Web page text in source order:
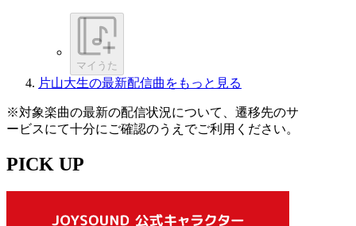
マイうた
片山大生の最新配信曲をもっと見る
※対象楽曲の最新の配信状況について、遷移先のサ
ービスにて十分にご確認のうえでご利用ください。
PICK UP